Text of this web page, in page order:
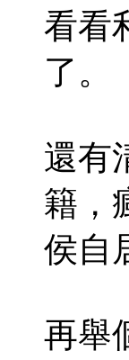
看看
了。
還有
籍，
侯自
再舉